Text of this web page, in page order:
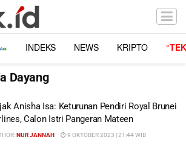
INDEKS NEWS KRIPTO
Dayang
Anisha Isa: Keturunan Pendiri Royal Brunei
Calon Istri Pangeran Mateen
NUR JANNAH 9 OKTOBER 2023 | 21:44 WIB